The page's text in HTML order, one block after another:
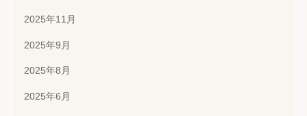
2025年11月
2025年9月
2025年8月
2025年6月